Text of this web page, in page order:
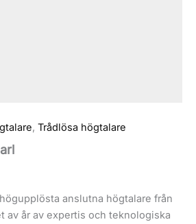
, Trådlösa högtalare
anslutna högtalare från
av år av expertis och teknologiska